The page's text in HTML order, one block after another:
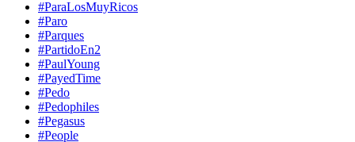
#ParaLosMuyRicos
#Paro
#Parques
#PartidoEn2
#PaulYoung
#PayedTime
#Pedo
#Pedophiles
#Pegasus
#People